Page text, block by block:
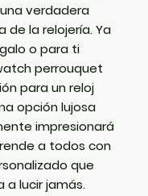
verdadera
de la relojería. Ya
o para ti
perrouquet
para un reloj
opción lujosa
impresionará
a todos con
que
a lucir jamás.